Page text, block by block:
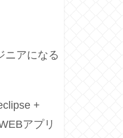
ニアになる
+
アプリ